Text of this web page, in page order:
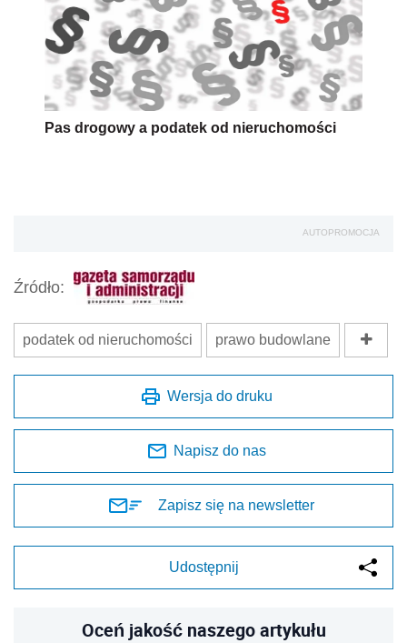
Pas drogowy a podatek od nieruchomości
AUTOPROMOCJA
Źródło:
podatek od nieruchomości prawo budowlane
Wersja do druku
Napisz do nas
Zapisz się na newsletter
Udostępnij
Oceń jakość naszego artykułu